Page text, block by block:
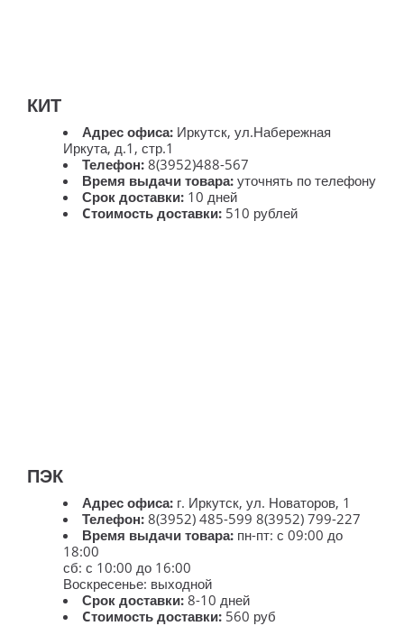
КИТ
Адрес офиса: Иркутск, ул.Набережная
Иркута, д.1, стр.1
Телефон: 8(3952)488-567
Время выдачи товара: уточнять по телефону
Срок доставки: 10 дней
Cтоимость доставки: 510 рублей
ПЭК
Адрес офиса: г. Иркутск, ул. Новаторов, 1
Телефон: 8(3952) 485-599 8(3952) 799-227
Время выдачи товара: пн-пт: с 09:00 до
18:00
сб: с 10:00 до 16:00
Воскресенье: выходной
Срок доставки: 8-10 дней
Cтоимость доставки: 560 руб